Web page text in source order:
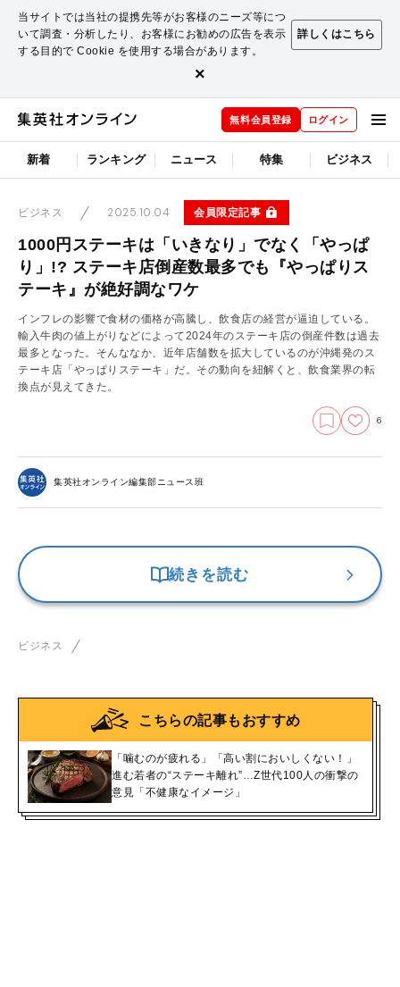
当サイトでは当社の提携先等がお客様のニーズ等につ
いて調査・分析したり、お客様にお勧めの広告を表示
する目的で Cookie を使用する場合があります。
詳しくはこちら
×
無料会員登録 ログイン
新着 ランキング ニュース 特集 ビジネス
ビジネス 2025.10.04 会員限定記事
1000円ステーキは「いきなり」でなく「やっぱ
り」!? ステーキ店倒産数最多でも『やっぱりス
テーキ』が絶好調なワケ
インフレの影響で食材の価格が高騰し、飲食店の経営が逼迫している。
輸入牛肉の値上がりなどによって2024年のステーキ店の倒産件数は過去
最多となった。そんななか、近年店舗数を拡大しているのが沖縄発のス
テーキ店「やっぱりステーキ」だ。その動向を紐解くと、飲食業界の転
換点が見えてきた。
6
集英社オンライン編集部ニュース班
続きを読む
ビジネス
こちらの記事もおすすめ
「噛むのが疲れる」「高い割においしくない！」
進む若者の“ステーキ離れ”…Z世代100人の衝撃の
意見「不健康なイメージ」